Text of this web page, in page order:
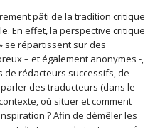
pâti de la tradition critique
En effet, la perspective critique
se répartissent sur des
– et également anonymes -,
rédacteurs successifs, de
des traducteurs (dans le
où situer et comment
? Afin de démêler les